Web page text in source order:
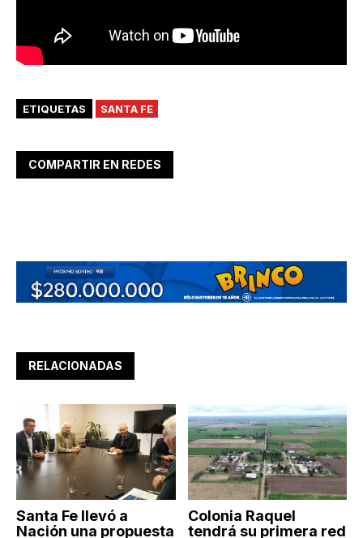
ETIQUETAS SANTA FE
COMPARTIR EN REDES
RELACIONADAS
Santa Fe llevó a
Nación una propuesta
Colonia Raquel
tendrá su primera red